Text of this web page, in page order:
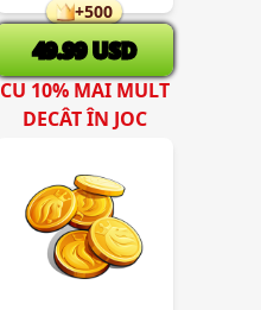
+500
49.99 USD
CU 10% MAI MULT
DECÂT ÎN JOC